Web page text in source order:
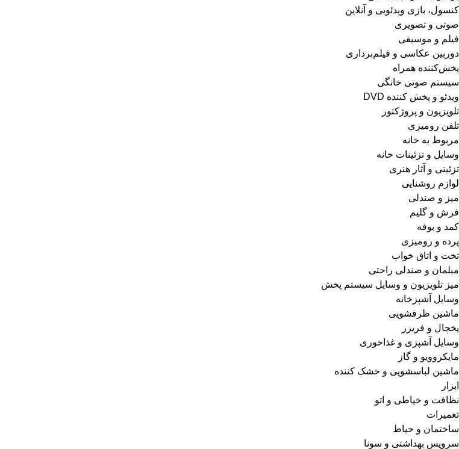
کنسول، بازی‌ ویدئویی و آنلاین
صوتی و تصویری
فیلم و موسیقی
دوربین عکاسی و فیلم‌برداری
پخش‌کننده همراه
سیستم صوتی خانگی
ویدئو و پخش کننده DVD
تلویزیون و پروژکتور
تلفن رومیزی
مربوط به خانه
وسایل و تزئینات خانه
تزئینی و آثار هنری
لوازم روشنایی
میز و صندلی
فرش و گلیم
کمد و بوفه
پرده و رومیزی
تخت و اتاق خواب
مبلمان و صندلی راحتی
میز تلویزیون و وسایل سیستم پخش
وسایل آشپزخانه
ماشین ظرفشویی
یخچال و فریزر
وسایل آشپزی و غذاخوری
مایکروویو و گاز
ماشین لباسشویی و خشک کننده
ابزار
نظافت و خیاطی و اتو
تعمیرات
ساختمان و حیاط
سرویس بهداشتی و سونا